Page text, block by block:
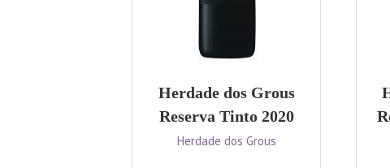
Herdade dos Grous
Reserva Tinto 2020
Herdade dos Grous